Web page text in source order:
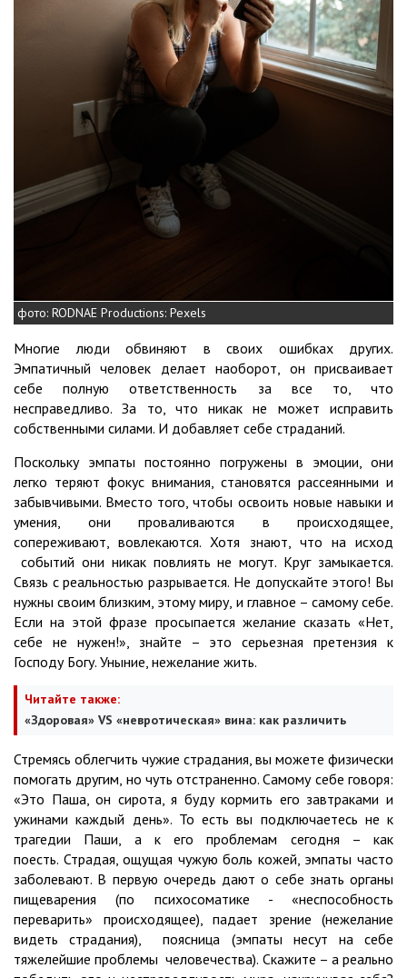
фото: RODNAE Productions: Pexels
Многие люди обвиняют в своих ошибках других.
Эмпатичный человек делает наоборот, он присваивает
себе полную ответственность за все то, что
несправедливо. За то, что никак не может исправить
собственными силами. И добавляет себе страданий.
Поскольку эмпаты постоянно погружены в эмоции, они
легко теряют фокус внимания, становятся рассеянными и
забывчивыми. Вместо того, чтобы освоить новые навыки и
умения, они проваливаются в происходящее,
сопереживают, вовлекаются. Хотя знают, что на исход
событий они никак повлиять не могут. Круг замыкается.
Связь с реальностью разрывается. Не допускайте этого! Вы
нужны своим близким, этому миру, и главное – самому себе.
Если на этой фразе просыпается желание сказать «Нет,
себе не нужен!», знайте – это серьезная претензия к
Господу Богу. Уныние, нежелание жить.
Читайте также:
«Здоровая» VS «невротическая» вина: как различить
Стремясь облегчить чужие страдания, вы можете физически
помогать другим, но чуть отстраненно. Самому себе говоря:
«Это Паша, он сирота, я буду кормить его завтраками и
ужинами каждый день». То есть вы подключаетесь не к
трагедии Паши, а к его проблемам сегодня – как
поесть. Страдая, ощущая чужую боль кожей, эмпаты часто
заболевают. В первую очередь дают о себе знать органы
пищеварения (по психосоматике - «неспособность
переварить» происходящее), падает зрение (нежелание
видеть страдания), поясница (эмпаты несут на себе
тяжелейшие проблемы человечества). Скажите – а реально